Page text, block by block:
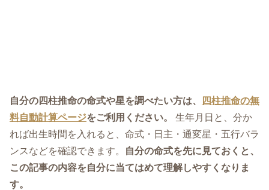
自分の四柱推命の命式や星を調べたい方は、
四柱推命の無
料自動計算ページをご利用ください。
生年月日と、分か
れば出生時間を入れると、命式・日主・通変星・五行バラ
ンスなどを確認できます。
自分の命式を先に見ておくと、
この記事の内容を自分に当てはめて理解しやすくなりま
す。